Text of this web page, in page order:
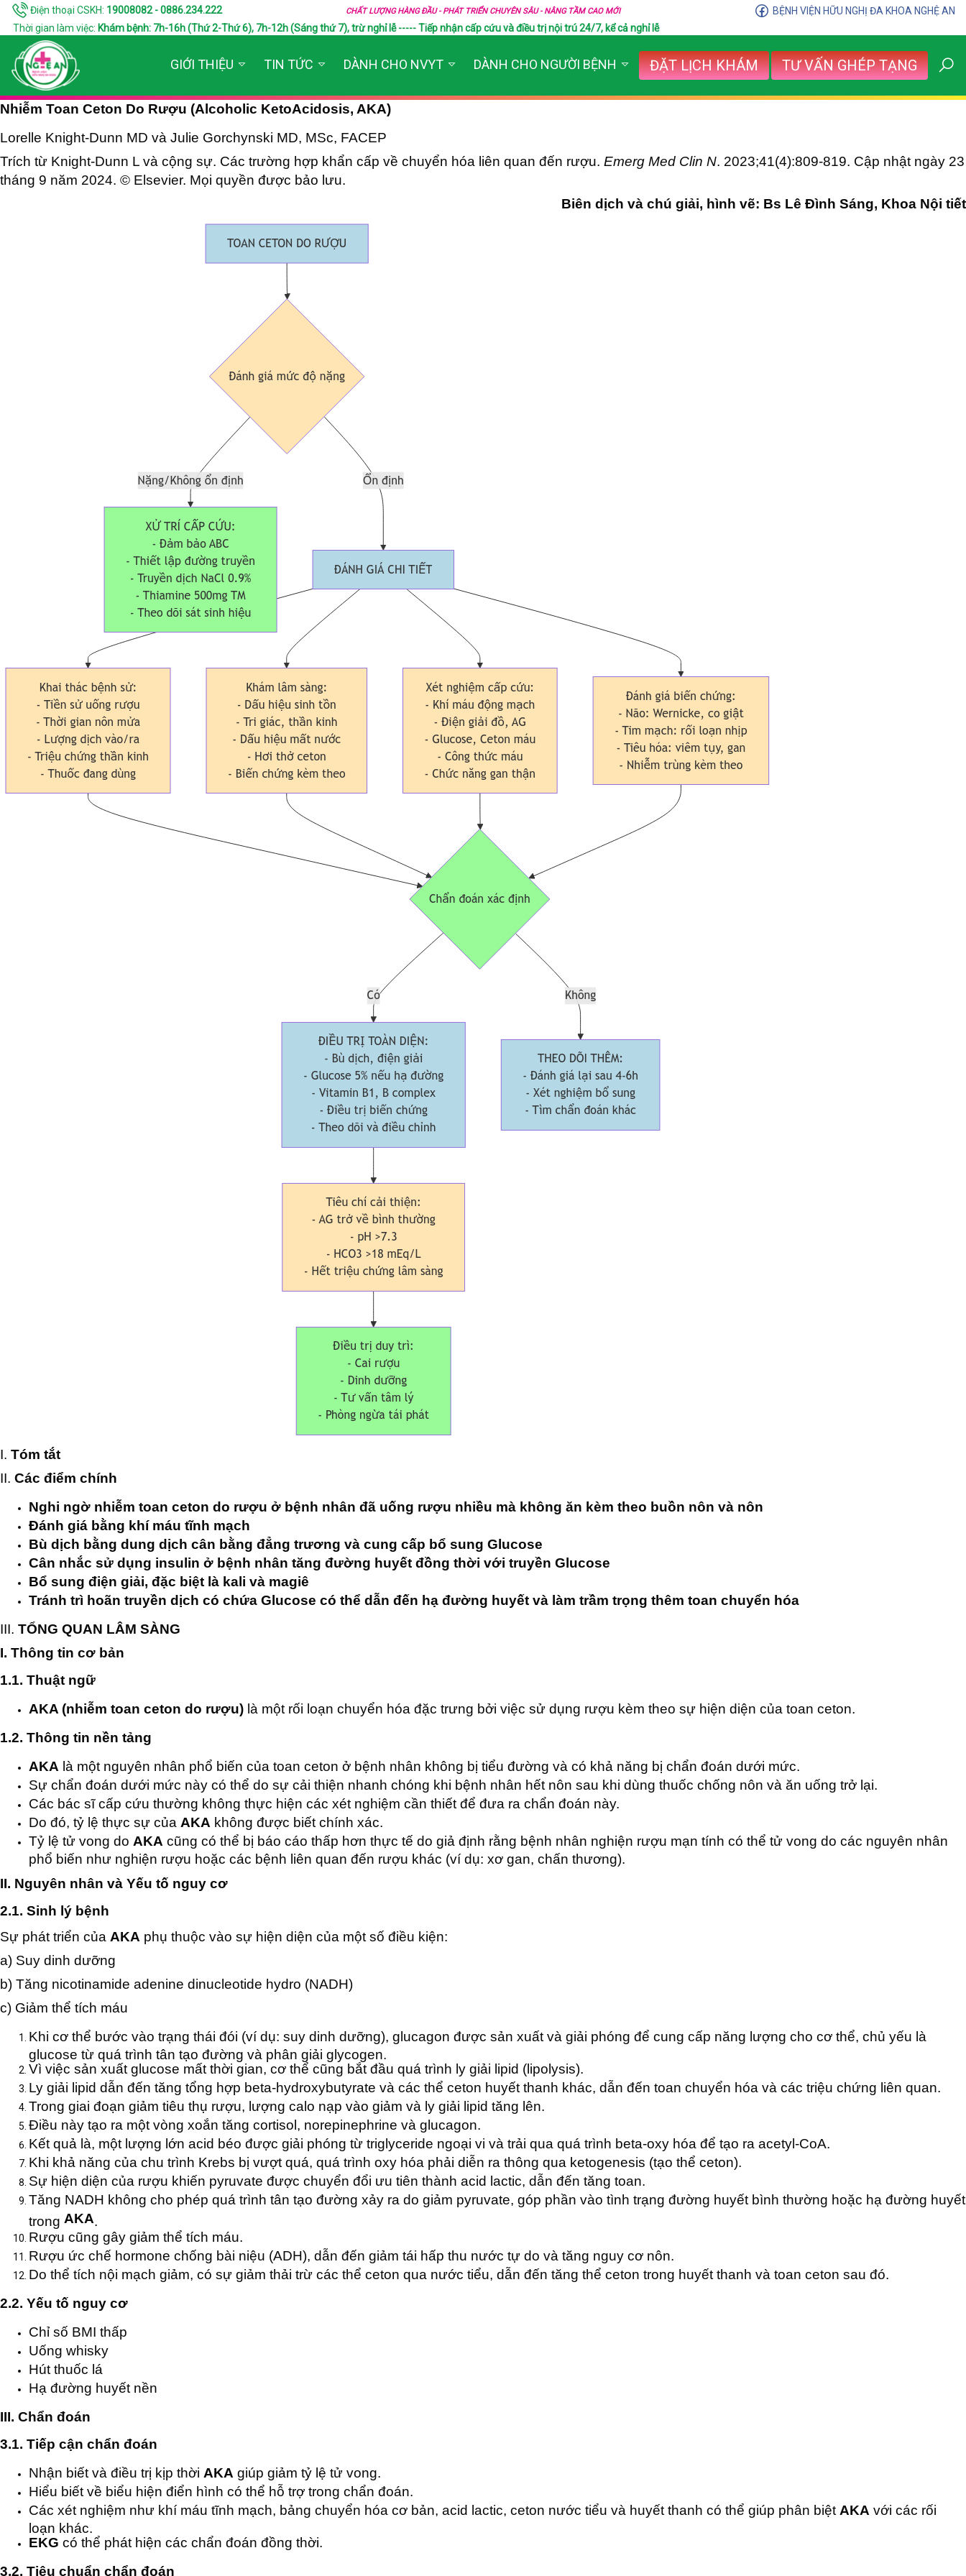
Điện thoại CSKH: 19008082 - 0886.234.222 CHẤT LƯỢNG HÀNG ĐẦU - PHÁT TRIỂN CHUYÊN SÂU - NÂNG TẦM CAO MỚI
BỆNH VIỆN HỮU NGHỊ ĐA KHOA NGHỆ AN
Thời gian làm việc: Khám bệnh: 7h-16h (Thứ 2-Thứ 6), 7h-12h (Sáng thứ 7), trừ nghỉ lễ ----- Tiếp nhận cấp cứu và điều trị nội trú 24/7, kể cả nghỉ lễ
GIỚI THIỆU TIN TỨC DÀNH CHO NVYT DÀNH CHO NGƯỜI BỆNH ĐẶT LỊCH KHÁM TƯ VẤN GHÉP TẠNG
Nhiễm Toan Ceton Do Rượu (Alcoholic KetoAcidosis, AKA)
Lorelle Knight-Dunn MD và Julie Gorchynski MD, MSc, FACEP
Trích từ Knight-Dunn L và cộng sự. Các trường hợp khẩn cấp về chuyển hóa liên quan đến rượu. Emerg Med Clin N. 2023;41(4):809-819. Cập nhật ngày 23
tháng 9 năm 2024. © Elsevier. Mọi quyền được bảo lưu.
Biên dịch và chú giải, hình vẽ: Bs Lê Đình Sáng, Khoa Nội tiết
I. Tóm tắt
II. Các điểm chính
Nghi ngờ nhiễm toan ceton do rượu ở bệnh nhân đã uống rượu nhiều mà không ăn kèm theo buồn nôn và nôn
Đánh giá bằng khí máu tĩnh mạch
Bù dịch bằng dung dịch cân bằng đẳng trương và cung cấp bổ sung Glucose
Cân nhắc sử dụng insulin ở bệnh nhân tăng đường huyết đồng thời với truyền Glucose
Bổ sung điện giải, đặc biệt là kali và magiê
Tránh trì hoãn truyền dịch có chứa Glucose có thể dẫn đến hạ đường huyết và làm trầm trọng thêm toan chuyển hóa
III. TỔNG QUAN LÂM SÀNG
I. Thông tin cơ bản
1.1. Thuật ngữ
AKA (nhiễm toan ceton do rượu) là một rối loạn chuyển hóa đặc trưng bởi việc sử dụng rượu kèm theo sự hiện diện của toan ceton.
1.2. Thông tin nền tảng
AKA là một nguyên nhân phổ biến của toan ceton ở bệnh nhân không bị tiểu đường và có khả năng bị chẩn đoán dưới mức.
Sự chẩn đoán dưới mức này có thể do sự cải thiện nhanh chóng khi bệnh nhân hết nôn sau khi dùng thuốc chống nôn và ăn uống trở lại.
Các bác sĩ cấp cứu thường không thực hiện các xét nghiệm cần thiết để đưa ra chẩn đoán này.
Do đó, tỷ lệ thực sự của AKA không được biết chính xác.
Tỷ lệ tử vong do AKA cũng có thể bị báo cáo thấp hơn thực tế do giả định rằng bệnh nhân nghiện rượu mạn tính có thể tử vong do các nguyên nhân
phổ biến như nghiện rượu hoặc các bệnh liên quan đến rượu khác (ví dụ: xơ gan, chấn thương).
II. Nguyên nhân và Yếu tố nguy cơ
2.1. Sinh lý bệnh
Sự phát triển của AKA phụ thuộc vào sự hiện diện của một số điều kiện:
a) Suy dinh dưỡng
b) Tăng nicotinamide adenine dinucleotide hydro (NADH)
c) Giảm thể tích máu
Khi cơ thể bước vào trạng thái đói (ví dụ: suy dinh dưỡng), glucagon được sản xuất và giải phóng để cung cấp năng lượng cho cơ thể, chủ yếu là
glucose từ quá trình tân tạo đường và phân giải glycogen.
Vì việc sản xuất glucose mất thời gian, cơ thể cũng bắt đầu quá trình ly giải lipid (lipolysis).
Ly giải lipid dẫn đến tăng tổng hợp beta-hydroxybutyrate và các thể ceton huyết thanh khác, dẫn đến toan chuyển hóa và các triệu chứng liên quan.
Trong giai đoạn giảm tiêu thụ rượu, lượng calo nạp vào giảm và ly giải lipid tăng lên.
Điều này tạo ra một vòng xoắn tăng cortisol, norepinephrine và glucagon.
Kết quả là, một lượng lớn acid béo được giải phóng từ triglyceride ngoại vi và trải qua quá trình beta-oxy hóa để tạo ra acetyl-CoA.
Khi khả năng của chu trình Krebs bị vượt quá, quá trình oxy hóa phải diễn ra thông qua ketogenesis (tạo thể ceton).
Sự hiện diện của rượu khiến pyruvate được chuyển đổi ưu tiên thành acid lactic, dẫn đến tăng toan.
Tăng NADH không cho phép quá trình tân tạo đường xảy ra do giảm pyruvate, góp phần vào tình trạng đường huyết bình thường hoặc hạ đường huyết
trong AKA
Rượu cũng gây giảm thể tích máu.
Rượu ức chế hormone chống bài niệu (ADH), dẫn đến giảm tái hấp thu nước tự do và tăng nguy cơ nôn.
Do thể tích nội mạch giảm, có sự giảm thải trừ các thể ceton qua nước tiểu, dẫn đến tăng thể ceton trong huyết thanh và toan ceton sau đó.
2.2. Yếu tố nguy cơ
Chỉ số BMI thấp
Uống whisky
Hút thuốc lá
Hạ đường huyết nền
III. Chẩn đoán
3.1. Tiếp cận chẩn đoán
Nhận biết và điều trị kịp thời AKA giúp giảm tỷ lệ tử vong.
Hiểu biết về biểu hiện điển hình có thể hỗ trợ trong chẩn đoán.
Các xét nghiệm như khí máu tĩnh mạch, bảng chuyển hóa cơ bản, acid lactic, ceton nước tiểu và huyết thanh có thể giúp phân biệt AKA với các rối
loạn khác.
EKG có thể phát hiện các chẩn đoán đồng thời.
3.2. Tiêu chuẩn chẩn đoán